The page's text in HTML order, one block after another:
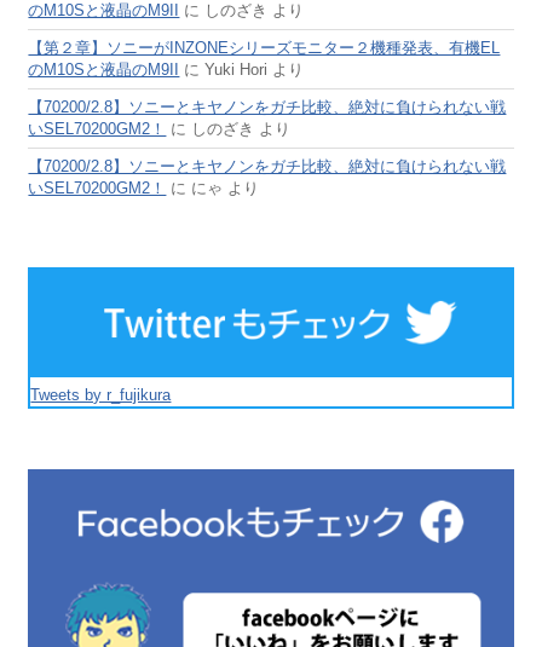
のM10Sと液晶のM9II
に しのざき より
【第２章】ソニーがINZONEシリーズモニター２機種発表、有機EL
のM10Sと液晶のM9II
にYuki Hori より
【70200/2.8】ソニーとキヤノンをガチ比較、絶対に負けられない戦
いSEL70200GM2！
に しのざき より
【70200/2.8】ソニーとキヤノンをガチ比較、絶対に負けられない戦
いSEL70200GM2！
に にゃ より
Tweets by r_fujikura